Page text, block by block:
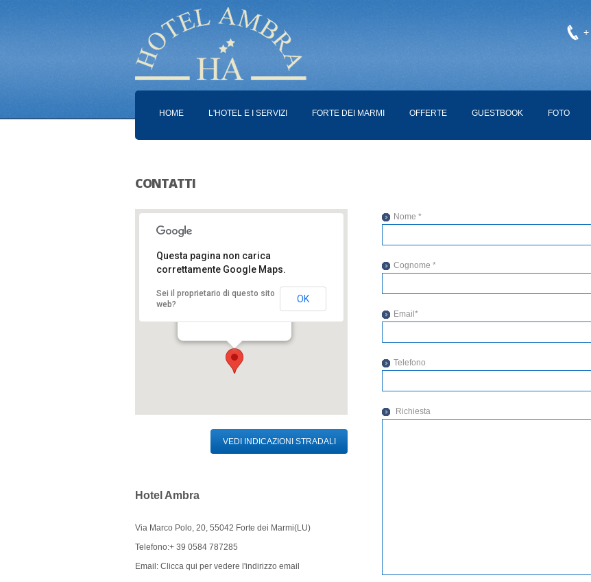
+
HOME L'HOTEL E I SERVIZI FORTE DEI MARMI OFFERTE GUESTBOOK FOTO
CONTATTI
Hotel Ambra
Via Marco Polo, 20
55042 Forte dei Marmi (LU)
Questa pagina non carica
correttamente Google Maps.
Sei il proprietario di questo sito
web?
OK
VEDI INDICAZIONI STRADALI
Hotel Ambra
Via Marco Polo, 20, 55042 Forte dei Marmi(LU)
Telefono:+ 39 0584 787285
Email: Clicca qui per vedere l'indirizzo email
Nome *
Cognome *
Email*
Telefono
Richiesta